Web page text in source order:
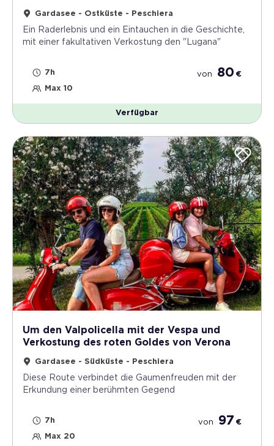
Gardasee - Ostküste - Peschiera
Ein Raderlebnis und ein Eintauchen in die Geschichte,
mit einer fakultativen Verkostung den "Lugana"
7h
Max 10
von 80 €
Verfügbar
Um den Valpolicella mit der Vespa und
Verkostung des roten Goldes von Verona
Gardasee - Südküste - Peschiera
Diese Route verbindet die Gaumenfreuden mit der
Erkundung einer berühmten Gegend
7h
Max 20
von 97 €